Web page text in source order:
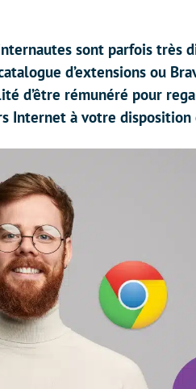
sont parfois très
d’extensions ou
d’être rémunéré pour
Internet à votre